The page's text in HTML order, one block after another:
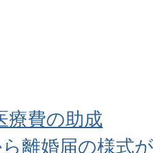
療費の助成
離婚届の様式